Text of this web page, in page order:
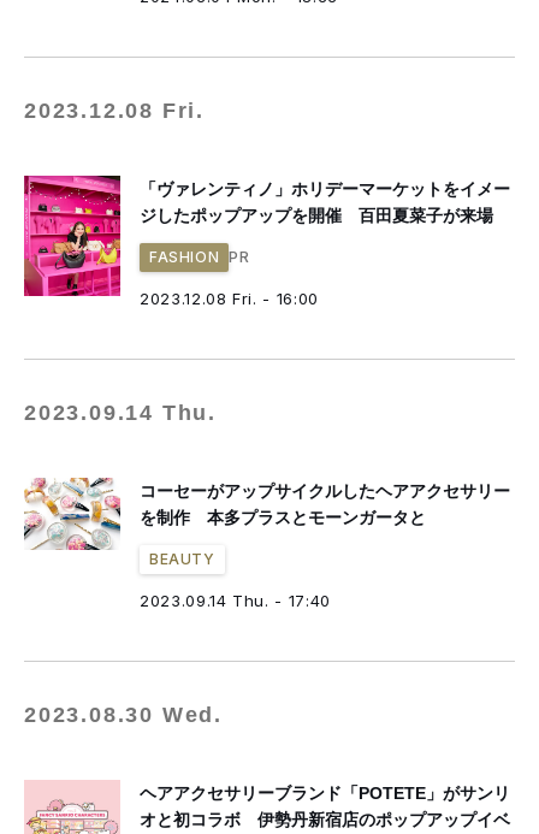
2023.12.08 Fri.
「ヴァレンティノ」ホリデーマーケットをイメー
ジしたポップアップを開催 百田夏菜子が来場
FASHION PR
2023.12.08 Fri. - 16:00
2023.09.14 Thu.
コーセーがアップサイクルしたヘアアクセサリー
を制作 本多プラスとモーンガータと
BEAUTY
2023.09.14 Thu. - 17:40
2023.08.30 Wed.
ヘアアクセサリーブランド「POTETE」がサンリ
オと初コラボ 伊勢丹新宿店のポップアップイベ